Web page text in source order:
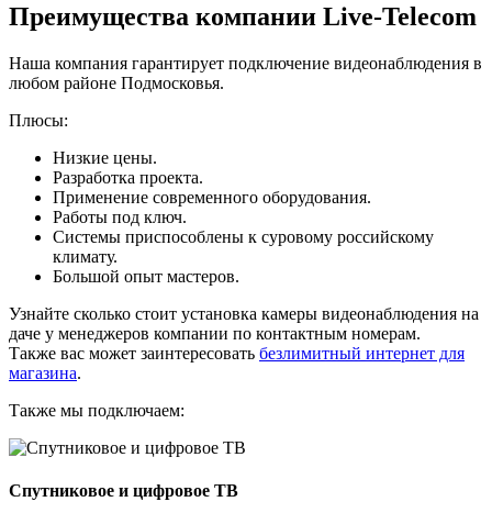
Преимущества компании Live-Telecom
Наша компания гарантирует подключение видеонаблюдения в
любом районе Подмосковья.
Плюсы:
Низкие цены.
Разработка проекта.
Применение современного оборудования.
Работы под ключ.
Системы приспособлены к суровому российскому
климату.
Большой опыт мастеров.
Узнайте сколько стоит установка камеры видеонаблюдения на
даче у менеджеров компании по контактным номерам.
Также вас может заинтересовать безлимитный интернет для
магазина.
Также мы подключаем:
Спутниковое и цифровое ТВ